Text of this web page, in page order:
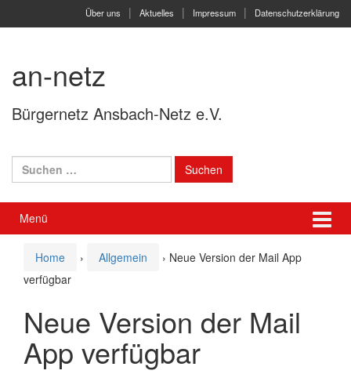
Über uns Aktuelles Impressum Datenschutzerklärung
an-netz
Bürgernetz Ansbach-Netz e.V.
Suchen
nach:
Menü
Home › Allgemein › Neue Version der Mail App
verfügbar
Neue Version der Mail
App verfügbar